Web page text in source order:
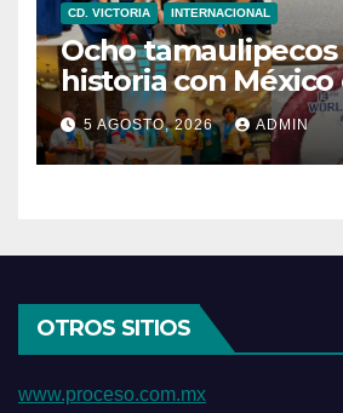
CD. VICTORIA INTERNACIONAL
Ocho
historia con México
del Sur; conquistan
título mundial de
Gumdo
5 AGOSTO, 2026 ADMIN
OTROS SITIOS
www.proceso.com.mx